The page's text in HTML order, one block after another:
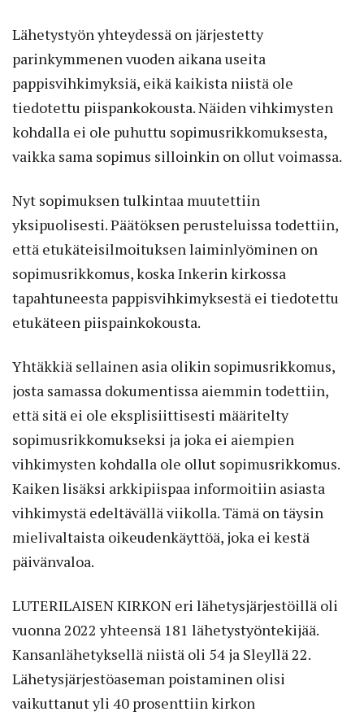
Lähetystyön yhteydessä on järjestetty
parinkymmenen vuoden aikana useita
pappisvihkimyksiä, eikä kaikista niistä ole
tiedotettu piispankokousta. Näiden vihkimysten
kohdalla ei ole puhuttu sopimusrikkomuksesta,
vaikka sama sopimus silloinkin on ollut voimassa.
Nyt sopimuksen tulkintaa muutettiin
yksipuolisesti. Päätöksen perusteluissa todettiin,
että etukäteisilmoituksen laiminlyöminen on
sopimusrikkomus, koska Inkerin kirkossa
tapahtuneesta pappisvihkimyksestä ei tiedotettu
etukäteen piispainkokousta.
Yhtäkkiä sellainen asia olikin sopimusrikkomus,
josta samassa dokumentissa aiemmin todettiin,
että sitä ei ole eksplisiittisesti määritelty
sopimusrikkomukseksi ja joka ei aiempien
vihkimysten kohdalla ole ollut sopimusrikkomus.
Kaiken lisäksi arkkipiispaa informoitiin asiasta
vihkimystä edeltävällä viikolla. Tämä on täysin
mielivaltaista oikeudenkäyttöä, joka ei kestä
päivänvaloa.
LUTERILAISEN KIRKON eri lähetysjärjestöillä oli
vuonna 2022 yhteensä 181 lähetystyöntekijää.
Kansanlähetyksellä niistä oli 54 ja Sleyllä 22.
Lähetysjärjestöaseman poistaminen olisi
vaikuttanut yli 40 prosenttiin kirkon